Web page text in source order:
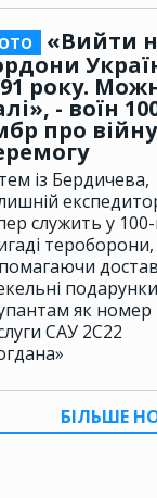
«Вийти
року.
- воїн
про
із Бердичева,
служить у
тероборони,
як номер
САУ 2С22
БІЛЬШЕ